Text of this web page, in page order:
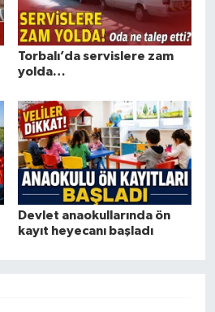
Torbalı’da servislere zam
yolda…
Devlet anaokullarında ön
kayıt heyecanı başladı